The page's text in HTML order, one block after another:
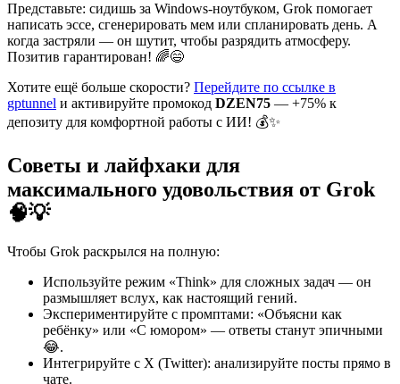
Представьте: сидишь за Windows-ноутбуком, Grok помогает
написать эссе, сгенерировать мем или спланировать день. А
когда застряли — он шутит, чтобы разрядить атмосферу.
Позитив гарантирован! 🌈😄
Хотите ещё больше скорости? Перейдите по ссылке в
gptunnel и активируйте промокод DZEN75 — +75% к
депозиту для комфортной работы с ИИ! 💰✨
Советы и лайфхаки для
максимального удовольствия от Grok
🧠💡
Чтобы Grok раскрылся на полную:
Используйте режим «Think» для сложных задач — он
размышляет вслух, как настоящий гений.
Экспериментируйте с промптами: «Объясни как
ребёнку» или «С юмором» — ответы станут эпичными
😂.
Интегрируйте с X (Twitter): анализируйте посты прямо в
чате.